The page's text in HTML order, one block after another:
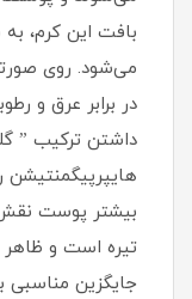
بافت این کرم،
می‌شود. روی
در برابر عرق و
داشتن ترکیب ”
بیشتر پوست نقش
تیره است و
جایگزین مناسبی